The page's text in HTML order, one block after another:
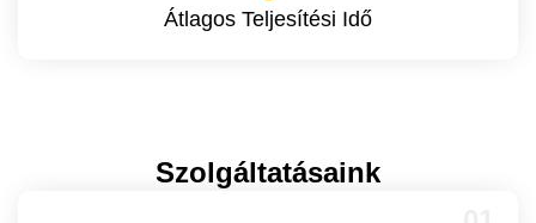
Átlagos Teljesítési Idő
Szolgáltatásaink